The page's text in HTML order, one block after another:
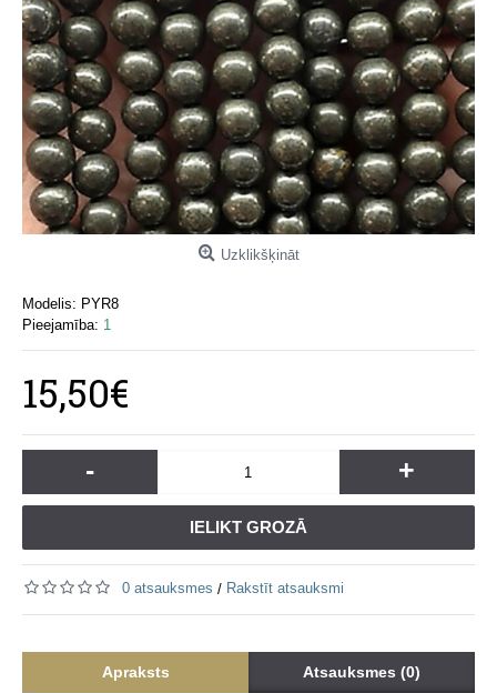
Uzklikšķināt
Modelis: PYR8
Pieejamība: 1
15,50€
- +
IELIKT GROZĀ
0 atsauksmes / Rakstīt atsauksmi
Apraksts Atsauksmes (0)